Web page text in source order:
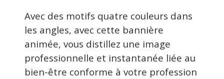
Avec des motifs quatre couleurs dans
les angles, avec cette bannière
animée, vous distillez une image
professionnelle et instantanée liée au
bien-être conforme à votre profession